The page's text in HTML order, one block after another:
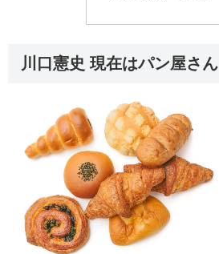
川口憲史 現在はパン屋さん